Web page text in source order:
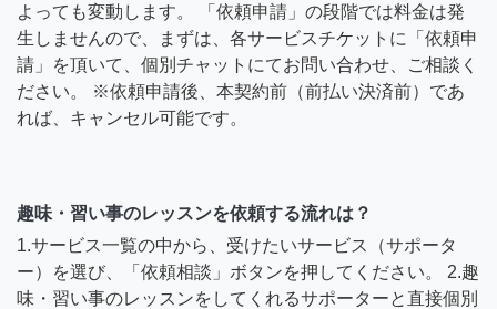
よっても変動します。 「依頼申請」の段階では料金は発
生しませんので、まずは、各サービスチケットに「依頼申
請」を頂いて、個別チャットにてお問い合わせ、ご相談く
ださい。 ※依頼申請後、本契約前（前払い決済前）であ
れば、キャンセル可能です。
趣味・習い事のレッスンを依頼する流れは？
1.サービス一覧の中から、受けたいサービス（サポータ
ー）を選び、「依頼相談」ボタンを押してください。 2.趣
味・習い事のレッスンをしてくれるサポーターと直接個別